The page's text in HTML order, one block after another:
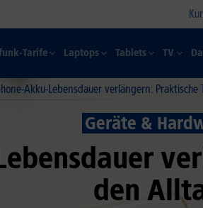
Tarife Laptops Tablets TV
Akku-Lebensdauer verlängern:
Geräte &
den